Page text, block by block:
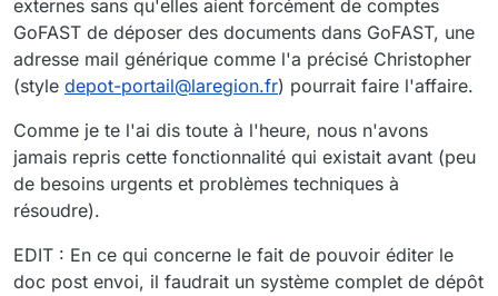
externes sans qu'elles aient forcément de comptes
GoFAST de déposer des documents dans GoFAST, une
adresse mail générique comme l'a précisé Christopher
(style depot-portail@laregion.fr) pourrait faire l'affaire.
Comme je te l'ai dis toute à l'heure, nous n'avons
jamais repris cette fonctionnalité qui existait avant (peu
de besoins urgents et problèmes techniques à
résoudre).
EDIT : En ce qui concerne le fait de pouvoir éditer le
doc post envoi, il faudrait un système complet de dépôt